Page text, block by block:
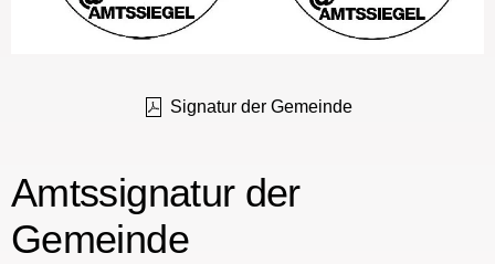
Signatur der Gemeinde
Amtssignatur der
Gemeinde